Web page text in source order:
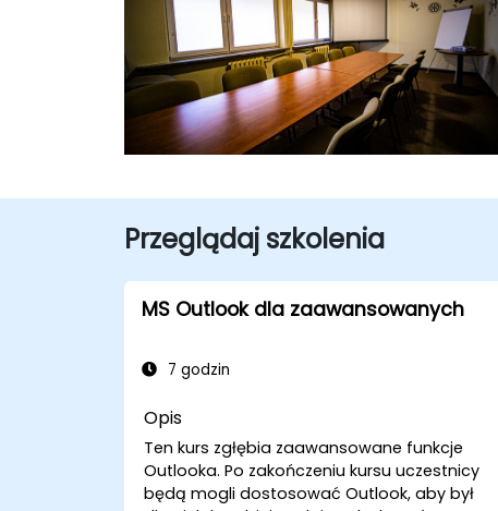
Przeglądaj szkolenia
MS Outlook dla zaawansowanych
7 godzin
Opis
Ten kurs zgłębia zaawansowane funkcje
Outlooka. Po zakończeniu kursu uczestnicy
będą mogli dostosować Outlook, aby był